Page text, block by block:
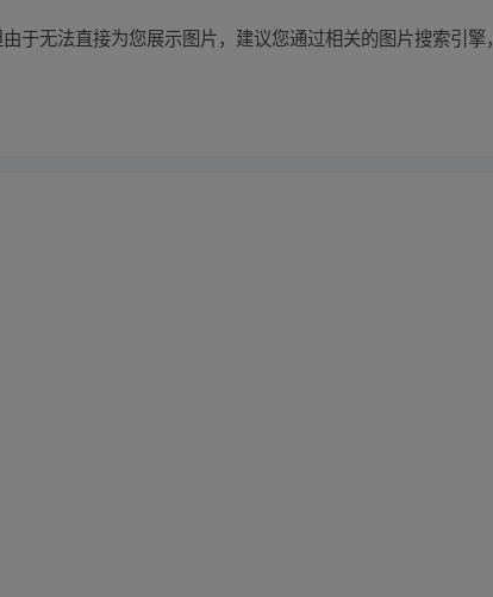
无法直接为您展示图片，建议您通过相关的图片搜索引擎，